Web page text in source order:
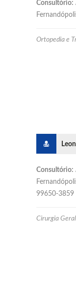
Consultório:
Ortopedia e
Consultório:
99650-3859
Cirurgia Geral